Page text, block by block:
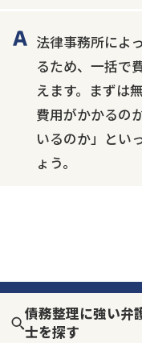
法律事務所によ
るため、一括で
えます。まずは
費用がかかるの
いるのか」とい
ょう。
債務整理に強い弁
士を探す